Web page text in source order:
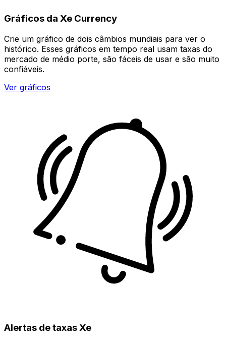
Gráficos da Xe Currency
Crie um gráfico de dois câmbios mundiais para ver o
histórico. Esses gráficos em tempo real usam taxas do
mercado de médio porte, são fáceis de usar e são muito
confiáveis.
Ver gráficos
Alertas de taxas Xe